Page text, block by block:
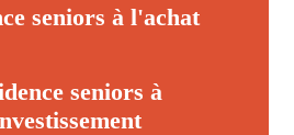
seniors à l'achat
seniors à